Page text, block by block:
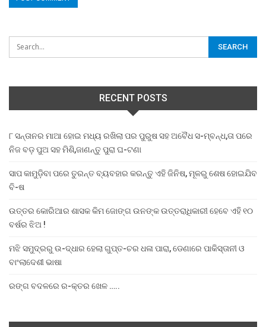
RECENT POSTS
୮ ସନ୍ତାନର ମାଆ ହୋଇ ମଧ୍ୟ ରଖିଲା ପର ପୁରୁଷ ସହ ଅବୈଧ ସ-ମ୍ବନ୍ଧ,ତା ପରେ
ନିଜ ବଡ଼ ପୁଅ ସହ ମିଶି,ଜାଣନ୍ତୁ ପୁରା ଘ-ଟଣା
ସାପ କାମୁଡ଼ିବା ପରେ ତୁରନ୍ତ ବ୍ୟବହାର କରନ୍ତୁ ଏହି ଜିନିଷ, ମୂଳରୁ ଶେଷ ହୋଇଯିବ
ବି-ଷ
ଉତ୍ତର କୋରିଆର ଶାସକ କିମ ଜୋଙ୍ଗ ଉନଙ୍କ ଉତ୍ତରାଧିକାରୀ ହେବେ ଏହି ୧୦
ବର୍ଷର ଝିଅ !
ମଝି ସମୁଦ୍ରରୁ ଉ-ଦ୍ଧାର ହେଲା ଗୁପ୍ତ-ଚର ଧଳା ପାରା, ଡେଣାରେ ପାକିସ୍ତାନୀ ଓ
ବାଂଲାଦେଶୀ ଭାଷା
ରଙ୍ଗ ବଦଳରେ ର-କ୍ତର ଖେଳ …..